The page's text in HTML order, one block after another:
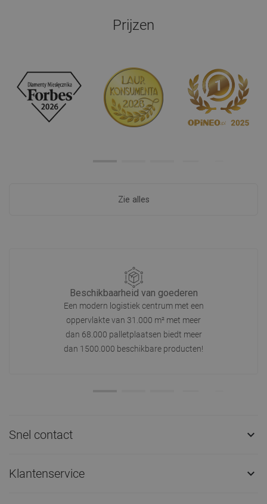
Prijzen
Zie alles
Beschikbaarheid van goederen
Een modern logistiek centrum met een
oppervlakte van 31.000 m² met meer
dan 68.000 palletplaatsen biedt meer
dan 1500.000 beschikbare producten!
Snel contact 
Klantenservice 